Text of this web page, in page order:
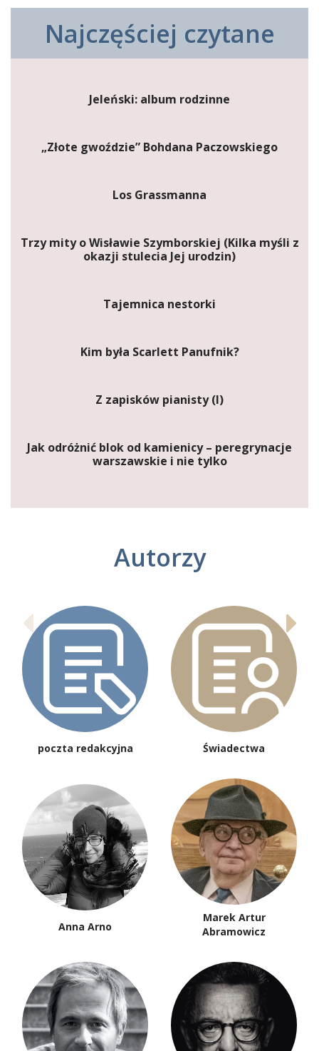
Najczęściej czytane
Jeleński: album rodzinne
„Złote gwoździe” Bohdana Paczowskiego
Los Grassmanna
Trzy mity o Wisławie Szymborskiej (Kilka myśli z
okazji stulecia Jej urodzin)
Tajemnica nestorki
Kim była Scarlett Panufnik?
Z zapisków pianisty (I)
Jak odróżnić blok od kamienicy – peregrynacje
warszawskie i nie tylko
Autorzy
poczta redakcyjna Świadectwa
Anna Arno
Marek Artur
Abramowicz